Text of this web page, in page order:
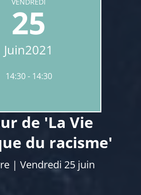
de 'La Vie
du racisme'
| Vendredi 25 juin
VENDREDI
25
Juin2021
14:30 14:30